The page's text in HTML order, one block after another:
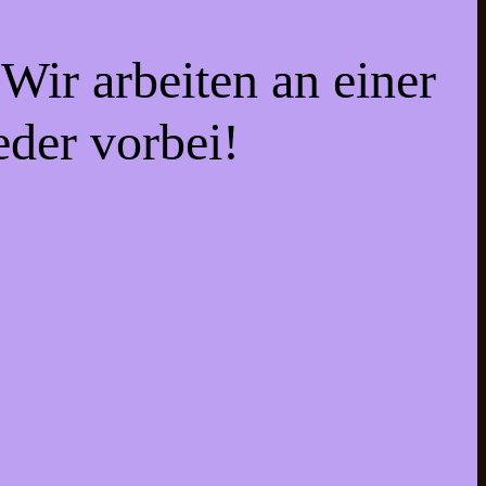
arbeiten an einer
vorbei!